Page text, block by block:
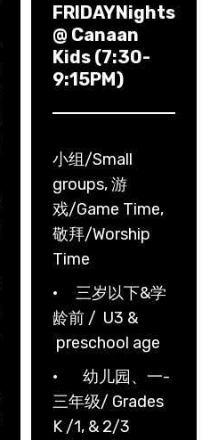
FRIDAYNights
@ Canaan
Kids (7:30-
9:15PM)
小组/Small
groups, 游
戏/Game Time,
敬拜/Worship
Time
· 三岁以下&学
龄前 / U3 &
preschool age
· 幼儿园、一-
三年级/ Grades
K /1, & 2/3